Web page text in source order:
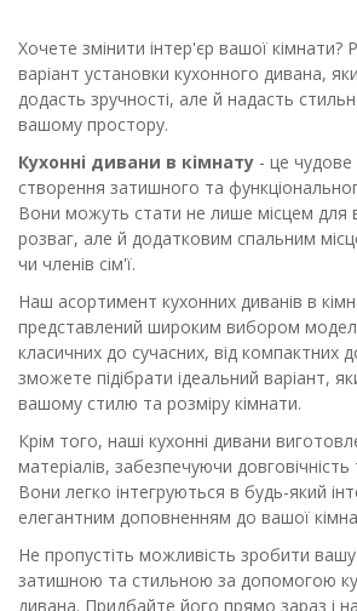
Хочете змінити інтер'єр вашої кімнати?
варіант установки кухонного дивана,
додасть зручності, але й надасть
вашому простору.
Кухонні дивани в кімнату - це чудове
створення затишного та
Вони можуть стати не лише місцем для
розваг, але й додатковим спальним
чи членів сім'ї.
Наш асортимент кухонних диванів в
представлений широким вибором
класичних до сучасних, від компактних
зможете підібрати ідеальний варіант,
вашому стилю та розміру кімнати.
Крім того, наші кухонні дивани
матеріалів, забезпечуючи
Вони легко інтегруються в будь-який
елегантним доповненням до вашої
Не пропустіть можливість зробити вашу
затишною та стильною за допомогою
дивана. Придбайте його прямо зараз і